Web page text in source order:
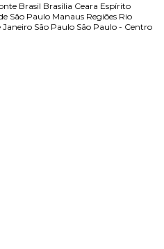
Brasil Brasília Ceara Espírito
São Paulo Manaus Regiões Rio
Janeiro São Paulo São Paulo - Centro